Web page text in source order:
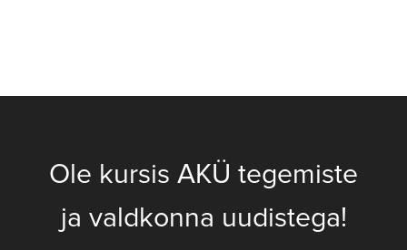
Ole kursis AKÜ tegemiste
ja valdkonna uudistega!